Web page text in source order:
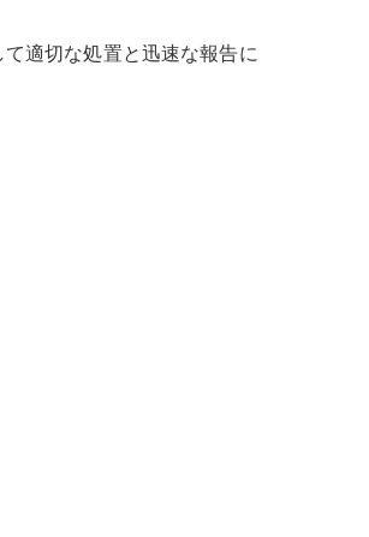
適切な処置と迅速な報告に